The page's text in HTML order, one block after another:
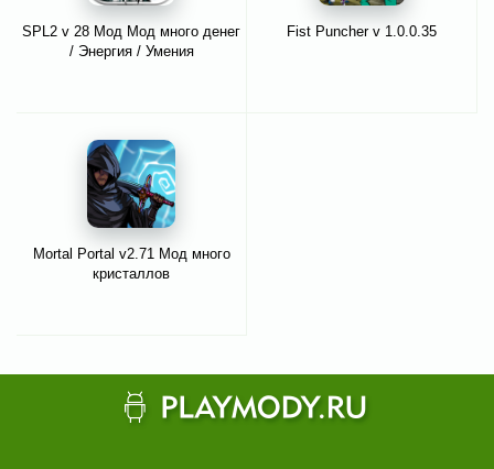
SPL2 v 28 Мод Мод много денег
/ Энергия / Умения
Fist Puncher v 1.0.0.35
Mortal Portal v2.71 Мод много
кристаллов